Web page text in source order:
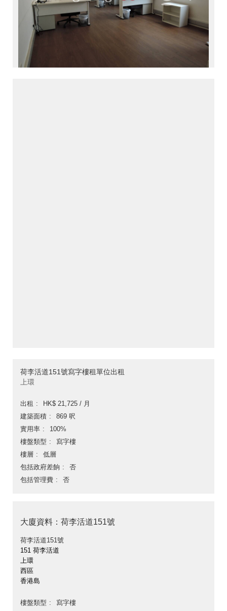
荷李活道151號寫字樓租單位出租
上環
出租
HK$ 21,725 / 月
建築面積
869 呎
實用率
100%
樓盤類型
寫字樓
樓層
低層
包括政府差餉
否
包括管理費
否
大廈資料：荷李活道151號
荷李活道151號
151 荷李活道
上環
西區
香港島
樓盤類型
寫字樓